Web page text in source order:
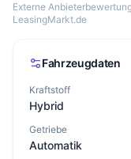
Externe
LeasingMarkt.de
Fahrzeugdaten
Kraftstoff
Hybrid
Getriebe
Automatik